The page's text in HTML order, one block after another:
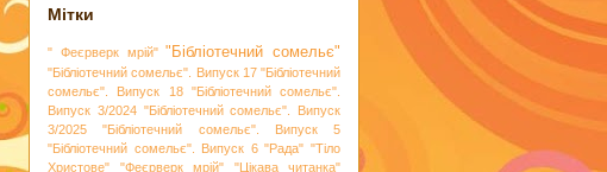
Мітки
" Феєрверк мрій" "Бібліотечний сомельє"
"Бібліотечний сомельє". Випуск 17 "Бібліотечний
сомельє". Випуск 18
"Бібліотечний сомельє".
Випуск 3/2024 "Бібліотечний сомельє". Випуск
3/2025
"Бібліотечний сомельє". Випуск 5
"Бібліотечний сомельє". Випуск 6 "Рада" "Тіло
Христове"
"Феєрверк мрій"
"Цікава читанка"